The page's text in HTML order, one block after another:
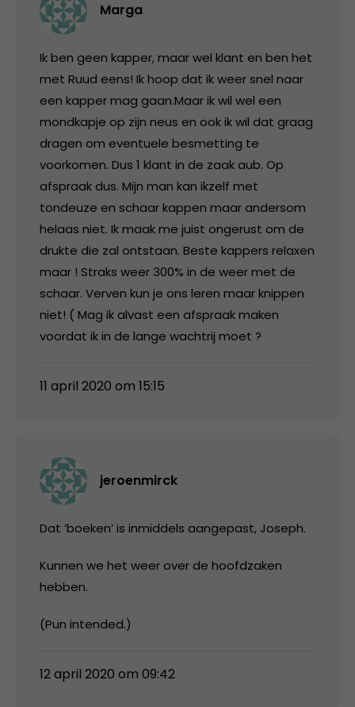
Marga
Ik ben geen kapper, maar wel klant en ben het
met Ruud eens! Ik hoop dat ik weer snel naar
een kapper mag gaan.Maar ik wil wel een
mondkapje op zijn neus en ook ik wil dat graag
dragen om eventuele besmetting te
voorkomen. Dus 1 klant in de zaak aub. Op
afspraak dus. Mijn man kan ikzelf met
tondeuze en schaar kappen maar andersom
helaas niet. Ik maak me juist ongerust om de
drukte die zal ontstaan. Beste kappers relaxen
maar ! Straks weer 300% in de weer met de
schaar. Verven kun je ons leren maar knippen
niet! ( Mag ik alvast een afspraak maken
voordat ik in de lange wachtrij moet ?
11 april 2020 om 15:15
jeroenmirck
Dat ‘boeken’ is inmiddels aangepast, Joseph.
Kunnen we het weer over de hoofdzaken
hebben.
(Pun intended.)
12 april 2020 om 09:42